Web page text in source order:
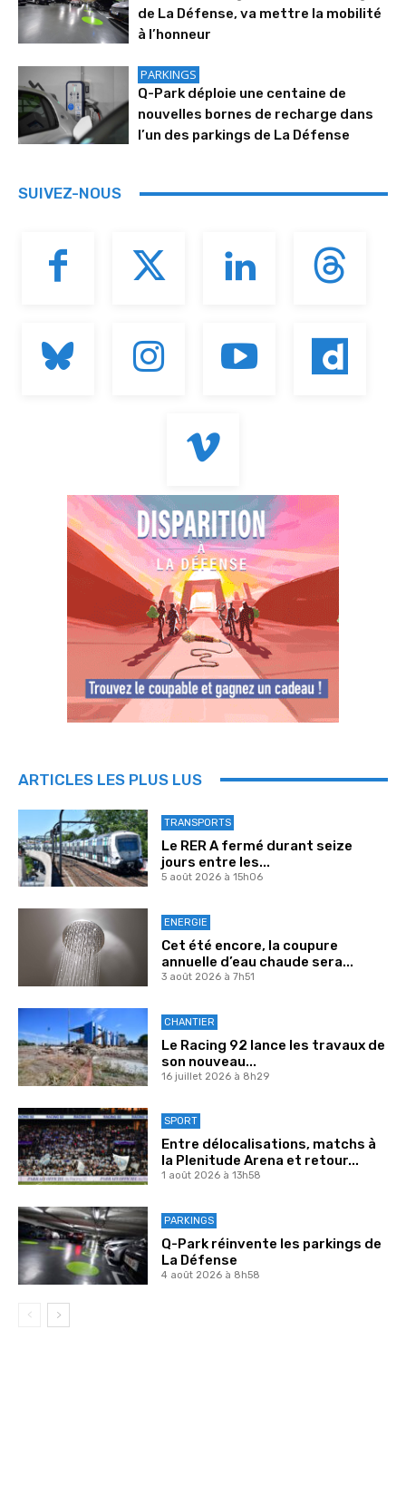
de La Défense, va mettre la mobilité
à l’honneur
PARKINGS
Q-Park déploie une centaine de
nouvelles bornes de recharge dans
l’un des parkings de La Défense
SUIVEZ-NOUS
ARTICLES LES PLUS LUS
TRANSPORTS
Le RER A fermé durant seize
jours entre les...
5 août 2026 à 15h06
ENERGIE
Cet été encore, la coupure
annuelle d’eau chaude sera...
3 août 2026 à 7h51
CHANTIER
Le Racing 92 lance les travaux de
son nouveau...
16 juillet 2026 à 8h29
SPORT
Entre délocalisations, matchs à
la Plenitude Arena et retour...
1 août 2026 à 13h58
PARKINGS
Q-Park réinvente les parkings de
La Défense
4 août 2026 à 8h58